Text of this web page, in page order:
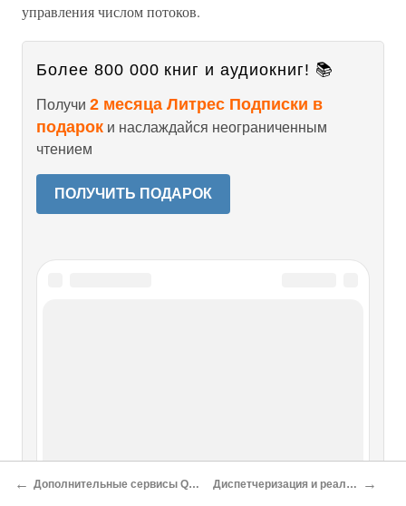
управления числом потоков.
Более 800 000 книг и аудиокниг! 📚
Получи 2 месяца Литрес Подписки в
подарок и наслаждайся неограниченным
чтением
ПОЛУЧИТЬ ПОДАРОК
← Дополнительные сервисы QNX/Neutrino Диспетчеризация и реальный мир →